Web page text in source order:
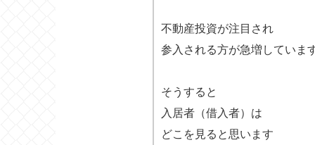
不動産投資が注目され
参入される方が急増していま
そうすると
入居者（借入者）は
どこを見ると思います